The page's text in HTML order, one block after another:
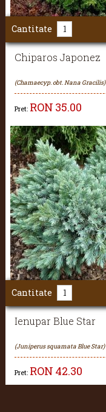
Chiparos Japonez
(Chamaecyp. obt. Nana Gracilis)
Pret: RON 35.00
Cantitate
Ienupar Blue Star
(Juniperus squamata Blue Star)
Pret: RON 42.30
Cantitate